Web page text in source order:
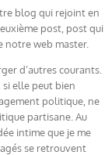
blog qui rejoint en
post, post qui
notre web master.
d’autres courants.
si elle peut bien
politique, ne
partisane. Au
intime que je me
se retrouvent